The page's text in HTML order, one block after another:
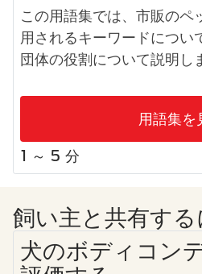
この用語集では、市販のペ
用されるキーワードについ
団体の役割について説明し
用語集を
1 ～ 5 分
飼い主と共有する
犬のボディコン